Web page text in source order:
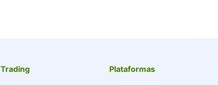
Trading Plataformas